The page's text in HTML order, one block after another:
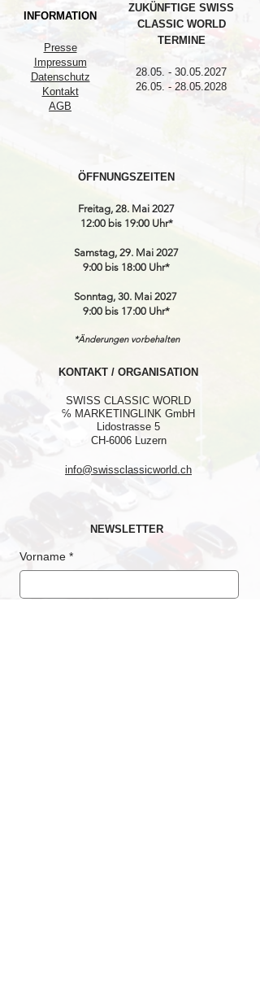
INFORMATION
Presse
Impressum
Datenschutz
Kontakt
AGB
ZUKÜNFTIGE SWISS
CLASSIC WORLD
TERMINE
28.05. - 30.05.2027
26.05. - 28.05.2028
ÖFFNUNGSZEITEN
Freitag, 28. Mai 2027
12:00 bis 19:00 Uhr*
Samstag, 29. Mai 2027
9:00 bis 18:00 Uhr*
Sonntag, 30. Mai 2027
9:00 bis 17:00 Uhr*
*Änderungen vorbehalten
KONTAKT / ORGANISATION
SWISS CLASSIC WORLD
℅ MARKETINGLINK GmbH
Lidostrasse 5
CH-6006 Luzern
info@swissclassicworld.ch
NEWSLETTER
Vorname *